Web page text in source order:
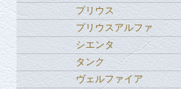
プリウス
プリウスアルファ
シエンタ
タンク
ヴェルファイア